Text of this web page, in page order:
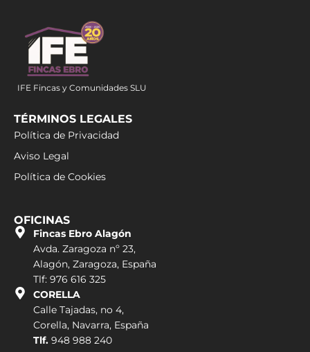
IFE Fincas y Comunidades SLU
TÉRMINOS LEGALES
Política de Privacidad
Aviso Legal
Política de Cookies
OFICINAS
Fincas Ebro Alagón
Avda. Zaragoza nº 23,
Alagón, Zaragoza, España
Tlf: 976 616 325
CORELLA
Calle Tajadas, no 4,
Corella, Navarra, España
Tlf. 948 988 240